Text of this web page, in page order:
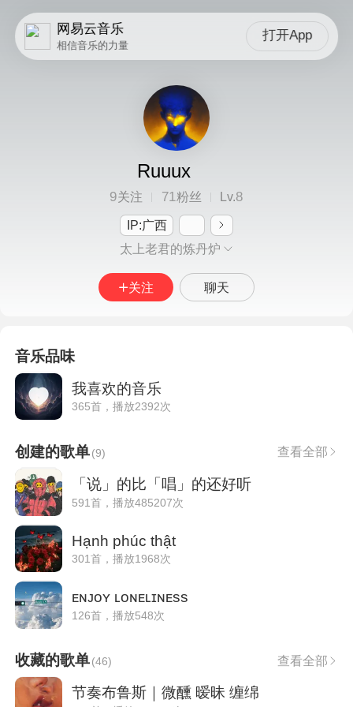
网易云音乐
相信音乐的力量
打开App
Ruuux
9关注 71粉丝 Lv.8
IP:广西
太上老君的炼丹炉
关注 聊天
音乐品味
我喜欢的音乐
365首，播放2392次
创建的歌单(9) 查看全部
「说」的比「唱」的还好听
591首，播放485207次
Hạnh phúc thật
301首，播放1968次
ᴇɴᴊᴏʏ ʟᴏɴᴇʟɪɴᴇss
126首，播放548次
收藏的歌单(46) 查看全部
节奏布鲁斯｜微醺 暧昧 缠绵